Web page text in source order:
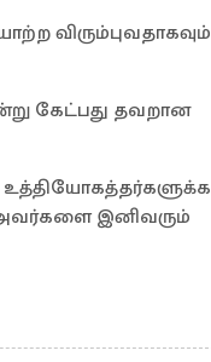
விரும்புவதாகவும்
கேட்பது தவறான
உத்தியோகத்தர்களுக்க
இனிவரும்